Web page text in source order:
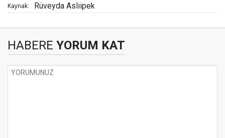
Kaynak: Rüveyda Aslıipek
HABERE YORUM KAT